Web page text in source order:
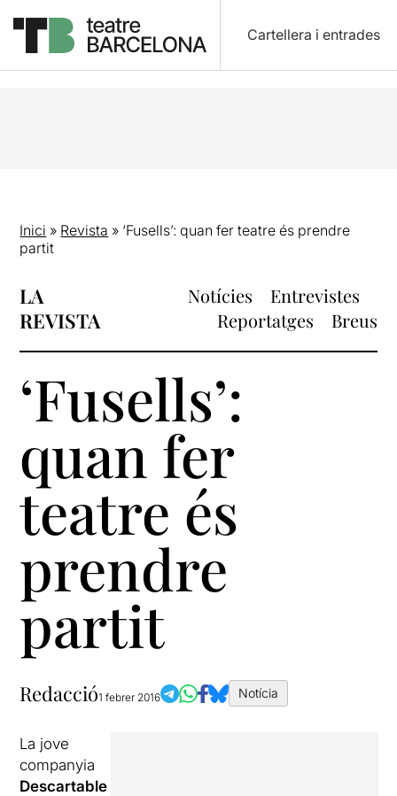
Cartellera i entrades
Inici » Revista » ‘Fusells’: quan fer teatre és prendre
partit
LA
REVISTA
Notícies
Entrevistes
Reportatges
Breus
‘Fusells’:
quan fer
teatre és
prendre
partit
Redacció1 febrer 2016 Notícia
La jove
companyia
Descartable